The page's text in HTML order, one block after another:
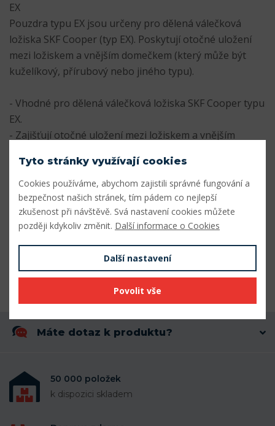
EX
Pouzdra typu EX jsou určeny pro dělená válečková
ložiska SKF Cooper (typ EX). Poskytují otočné uložení
mezi ložiskem a vnějším domečkem (který může být
kuželíkový, přírubový nebo jiného typu).
- Vhodné pro dělená válečková ložiska SKF Cooper typu
EX.
- Zajišťují otočné uložení mezi ložiskem a vnějším
- zajišťují soustředné umístění těsnění
Parametry
Vnitřní průměr (mm)
Šířka (mm) 242
Máte dotaz k produktu?
50 000 položek
k dispozici skladem
Tyto stránky využívají cookies
Cookies používáme, abychom zajistili správné fungování a
bezpečnost našich stránek, tím pádem co nejlepší
zkušenost při návštěvě. Svá nastavení cookies můžete
později kdykoliv změnit. Další informace o Cookies
Další nastavení
Povolit vše